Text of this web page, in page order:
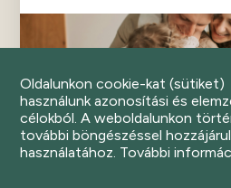
Oldalunkon cookie-kat (sütiket)
használunk azonosítási és
célokból. A weboldalunkon
további böngészéssel
használatához. További